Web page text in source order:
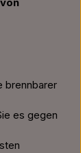
brennbarer
es gegen